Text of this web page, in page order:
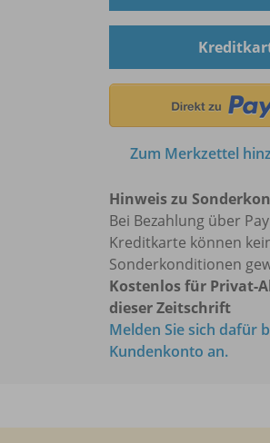
Zum Merkzettel
Hinweis zu
Bei Bezahlung über
Kreditkarte können
Sonderkonditionen
Kostenlos für Privat-
dieser Zeitschrift
Melden Sie sich dafür
Kundenkonto an.